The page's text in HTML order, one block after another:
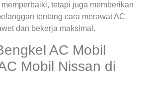
tetapi juga memberikan
tentang cara merawat AC
dan bekerja maksimal.
AC Mobil
Mobil Nissan di